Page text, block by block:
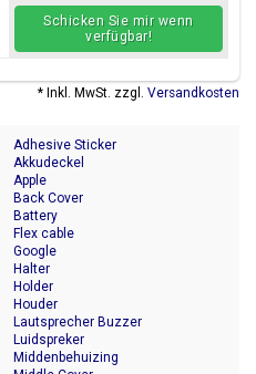
Schicken Sie mir wenn
verfügbar!
* Inkl. MwSt. zzgl. Versandkosten
Adhesive Sticker
Akkudeckel
Apple
Back Cover
Battery
Flex cable
Google
Halter
Holder
Houder
Lautsprecher Buzzer
Luidspreker
Middenbehuizing